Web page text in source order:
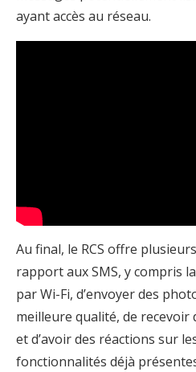
ayant accès au réseau.
Au final, le RCS offre
rapport aux SMS, y compris
par Wi-Fi, d’envoyer des
meilleure qualité, de recevoir
et d’avoir des réactions sur
fonctionnalités déjà